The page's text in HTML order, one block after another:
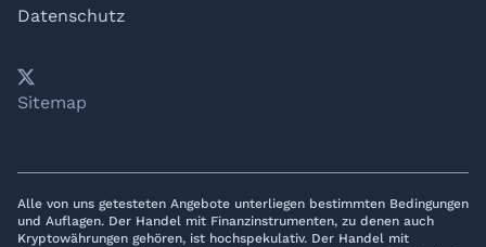
Datenschutz
YouTube
𝕏LinkedIn
Telegram
Sitemap
Alle von uns getesteten Angebote unterliegen bestimmten Bedingungen
und Auflagen. Der Handel mit Finanzinstrumenten, zu denen auch
Kryptowährungen gehören, ist hochspekulativ. Der Handel mit